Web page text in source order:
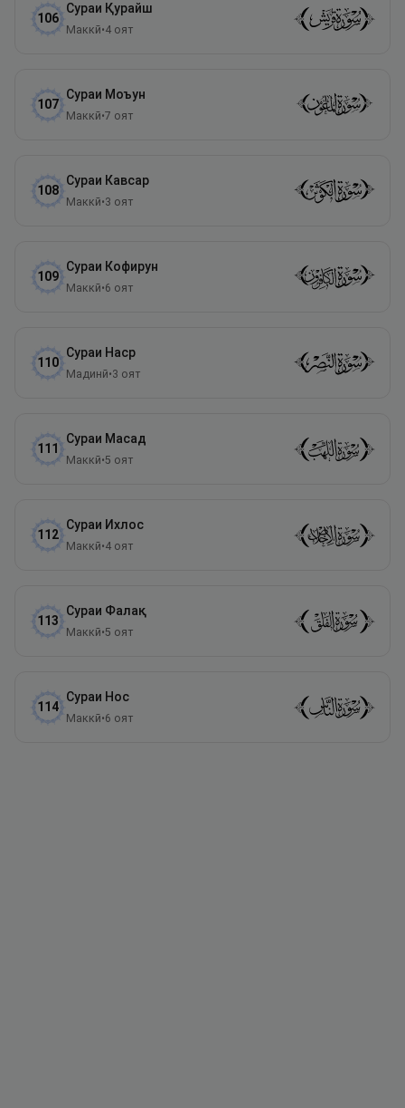
106
Сураи Қурайш
Маккӣ•4 оят
107
Сураи Моъун
Маккӣ•7 оят
108
Сураи Кавсар
Маккӣ•3 оят
109
Сураи Кофирун
Маккӣ•6 оят
110
Сураи Наср
Мадинӣ•3 оят
111
Сураи Масад
Маккӣ•5 оят
112
Сураи Ихлос
Маккӣ•4 оят
113
Сураи Фалақ
Маккӣ•5 оят
114
Сураи Нос
Маккӣ•6 оят